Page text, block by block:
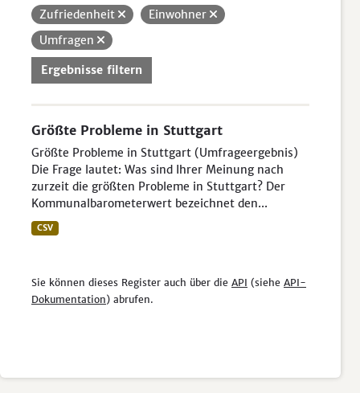
Zufriedenheit
Einwohner
Umfragen
Ergebnisse filtern
Größte Probleme in Stuttgart
Größte Probleme in Stuttgart (Umfrageergebnis)
Die Frage lautet: Was sind Ihrer Meinung nach
zurzeit die größten Probleme in Stuttgart? Der
Kommunalbarometerwert bezeichnet den...
CSV
Sie können dieses Register auch über die API (siehe API-
Dokumentation) abrufen.